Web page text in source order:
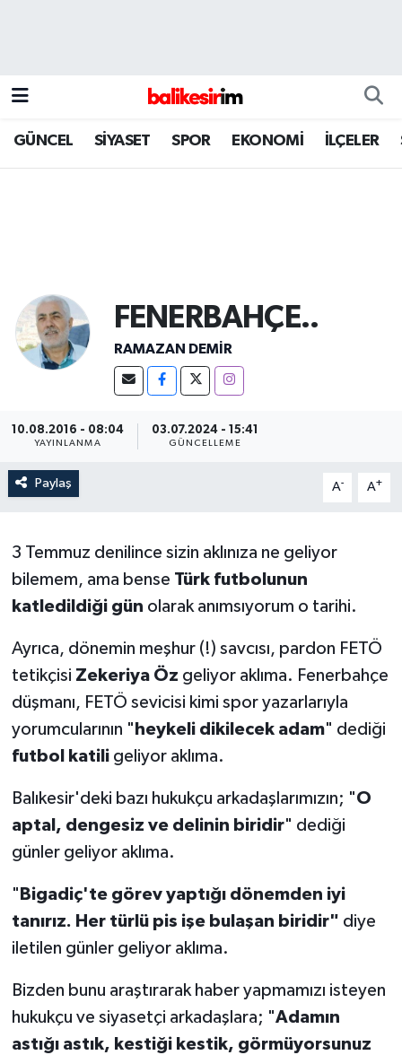
GÜNCEL SİYASET SPOR EKONOMİ İLÇELER
FENERBAHÇE..
RAMAZAN DEMİR
10.08.2016 - 08:04
YAYINLANMA
03.07.2024 - 15:41
GÜNCELLEME
Paylaş A- A+
3 Temmuz denilince sizin aklınıza ne geliyor
bilemem, ama bense Türk futbolunun
katledildiği gün olarak anımsıyorum o tarihi.
Ayrıca, dönemin meşhur (!) savcısı, pardon FETÖ
tetikçisi Zekeriya Öz geliyor aklıma. Fenerbahçe
düşmanı, FETÖ sevicisi kimi spor yazarlarıyla
yorumcularının " heykeli dikilecek adam" dediği
futbol katiligeliyor aklıma.
Balıkesir'deki bazı hukukçu arkadaşlarımızın; "O
aptal, dengesiz ve delinin biridir" dediği
günler geliyor aklıma.
" Bigadiç'te görev yaptığı dönemden iyi
tanırız. Her türlü pis işe bulaşan biridir" diye
iletilen günler geliyor aklıma.
Bizden bunu araştırarak haber yapmamızı isteyen
hukukçu ve siyasetçi arkadaşlara; "Adamın
astığı astık, kestiği kestik, görmüyorsunuz